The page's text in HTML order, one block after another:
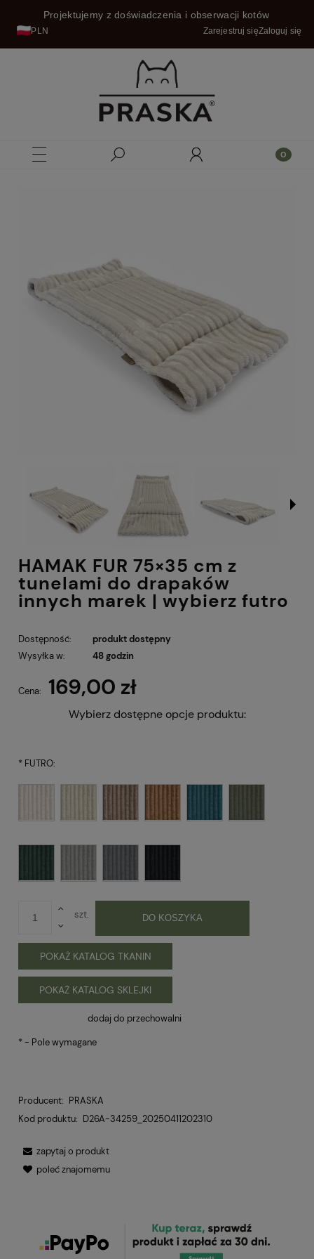
PLN
Projektujemy z doświadczenia i obserwacji kotów
Zarejestruj sięZaloguj się
HAMAK FUR 75×35 cm z
tunelami do drapaków
innych marek | wybierz futro
Dostępność:
produkt dostępny
Wysyłka w:
48 godzin
Cena: 169,00 zł
Wybierz dostępne opcje produktu:
* FUTRO:
szt. DO KOSZYKA
POKAŻ KATALOG TKANIN
POKAŻ KATALOG SKLEJKI
dodaj do przechowalni
*- Pole wymagane
Producent: PRASKA
Kod produktu: D26A-34259_20250411202310
zapytaj o produkt
poleć znajomemu